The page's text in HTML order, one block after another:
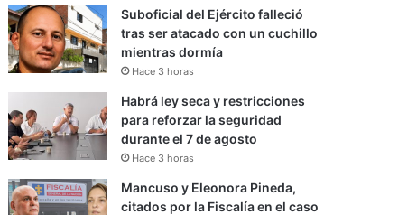
Suboficial del Ejército falleció
tras ser atacado con un cuchillo
mientras dormía
Hace 3 horas
Habrá ley seca y restricciones
para reforzar la seguridad
durante el 7 de agosto
Hace 3 horas
Mancuso y Eleonora Pineda,
citados por la Fiscalía en el caso